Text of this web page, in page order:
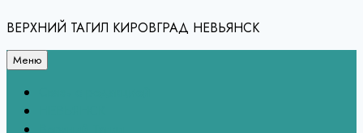
ВЕРХНИЙ ТАГИЛ КИРОВГРАД НЕВЬЯНСК
Меню